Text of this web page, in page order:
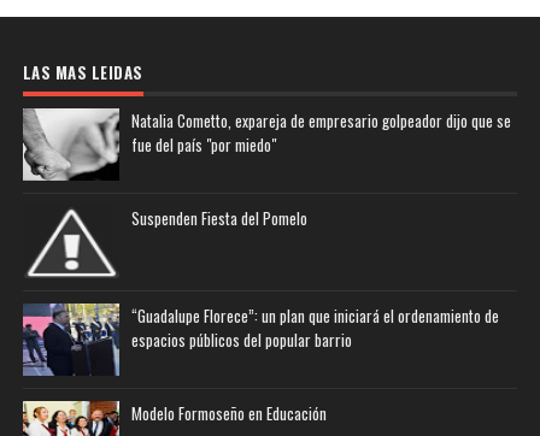
LAS MAS LEIDAS
Natalia Cometto, expareja de empresario golpeador dijo que se
fue del país "por miedo"
Suspenden Fiesta del Pomelo
“Guadalupe Florece”: un plan que iniciará el ordenamiento de
espacios públicos del popular barrio
Modelo Formoseño en Educación